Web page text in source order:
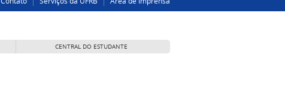
CENTRAL DO ESTUDANTE